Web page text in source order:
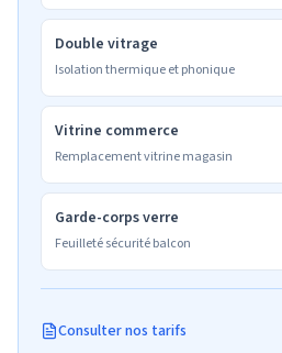
Double vitrage
Isolation thermique et phonique
Vitrine commerce
Remplacement vitrine magasin
Garde-corps verre
Feuilleté sécurité balcon
Consulter nos tarifs